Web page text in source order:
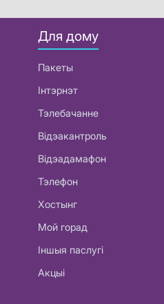
Для дому
Пакеты
Інтэрнэт
Тэлебачанне
Відэакантроль
Відэадамафон
Тэлефон
Хостынг
Мой горад
Іншыя паслугі
Акцыі